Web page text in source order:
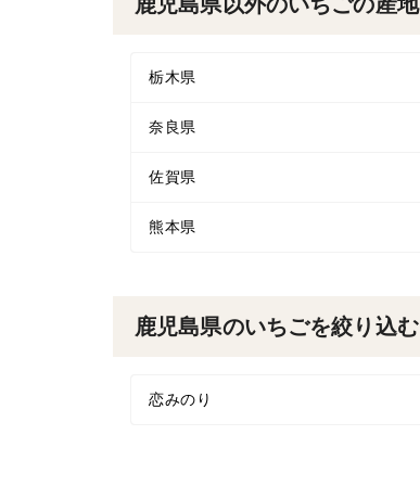
栃木県
奈良県
佐賀県
熊本県
鹿児島県のいちごを絞り込む
恋みのり